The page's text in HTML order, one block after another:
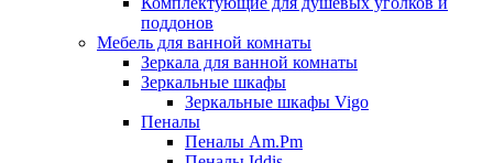
поддонов
Мебель для ванной комнаты
Зеркала для ванной комнаты
Зеркальные шкафы
Зеркальные шкафы Vigo
Пеналы
Пеналы Am.Pm